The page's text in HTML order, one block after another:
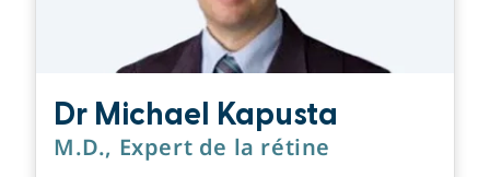
Dr Michael Kapusta
M.D., Expert de la rétine